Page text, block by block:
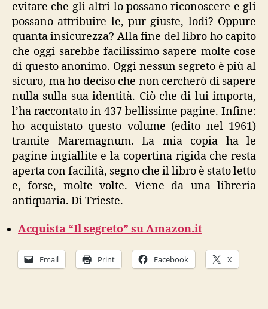
evitare che gli altri lo possano riconoscere e gli
possano attribuire le, pur giuste, lodi? Oppure
quanta insicurezza? Alla fine del libro ho capito
che oggi sarebbe facilissimo sapere molte cose
di questo anonimo. Oggi nessun segreto è più al
sicuro, ma ho deciso che non cercherò di sapere
nulla sulla sua identità. Ciò che di lui importa,
l’ha raccontato in 437 bellissime pagine. Infine:
ho acquistato questo volume (edito nel 1961)
tramite Maremagnum. La mia copia ha le
pagine ingiallite e la copertina rigida che resta
aperta con facilità, segno che il libro è stato letto
e, forse, molte volte. Viene da una libreria
antiquaria. Di Trieste.
Acquista “Il segreto” su Amazon.it
Email Print Facebook X